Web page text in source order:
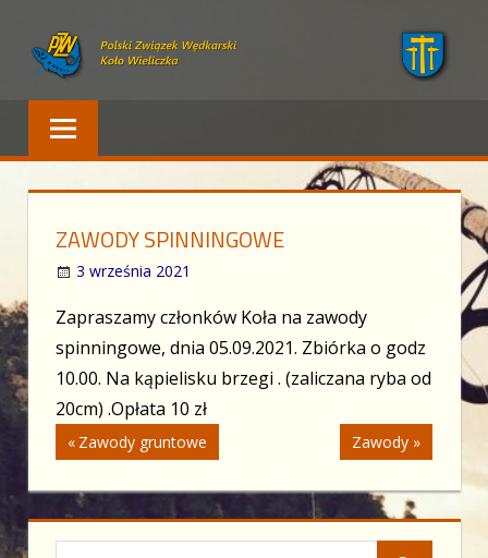
content
Polski Związek Wędkarski – Wieliczka
ZAWODY SPINNINGOWE
3 września 2021
Zapraszamy członków Koła na zawody
spinningowe, dnia 05.09.2021. Zbiórka o godz
10.00. Na kąpielisku brzegi . (zaliczana ryba od
20cm) .Opłata 10 zł
Nawigacja
wpisu
Previous
Post:
Zawody gruntowe
Next
Post:
Zawody